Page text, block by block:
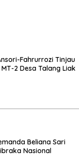
Fahrurrozi Tinjau
2 Desa Talang Liak
Beliana Sari
Nasional